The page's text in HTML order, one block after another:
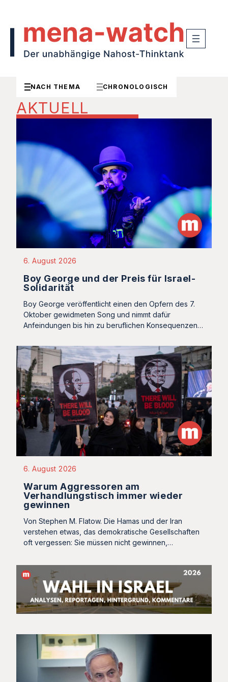
NACH THEMA CHRONOLOGISCH
AKTUELL
6. August 2026
Boy George und der Preis für Israel-
Solidarität
Boy George veröffentlicht einen den Opfern des 7.
Oktober gewidmeten Song und nimmt dafür
Anfeindungen bis hin zu beruflichen Konsequenzen…
6. August 2026
Warum Aggressoren am
Verhandlungstisch immer wieder
gewinnen
Von Stephen M. Flatow. Die Hamas und der Iran
verstehen etwas, das demokratische Gesellschaften
oft vergessen: Sie müssen nicht gewinnen,…